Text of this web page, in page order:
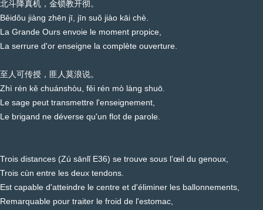
北斗降真机，金锁教开彻。
Běidǒu jiàng zhēn jī, jīn suǒ jiào kāi chè.
La Grande Ours envoie le moment propice,
La serrure d'or enseigne la complète ouverture.
至人可传授，匪人莫浪说。
Zhì rén kě chuánshòu, fěi rén mò làng shuō.
Le sage peut transmettre l'enseignement,
Le brigand ne déverse qu'un flot de parole.
Trois distances (Zú sānlǐ E36) se trouve sous l’œil du genoux,
Trois cùn entre les deux tendons.
Est capable d'atteindre le centre et d'éliminer les ballonnements,
Remarquable pour traiter le froid de l'estomac,